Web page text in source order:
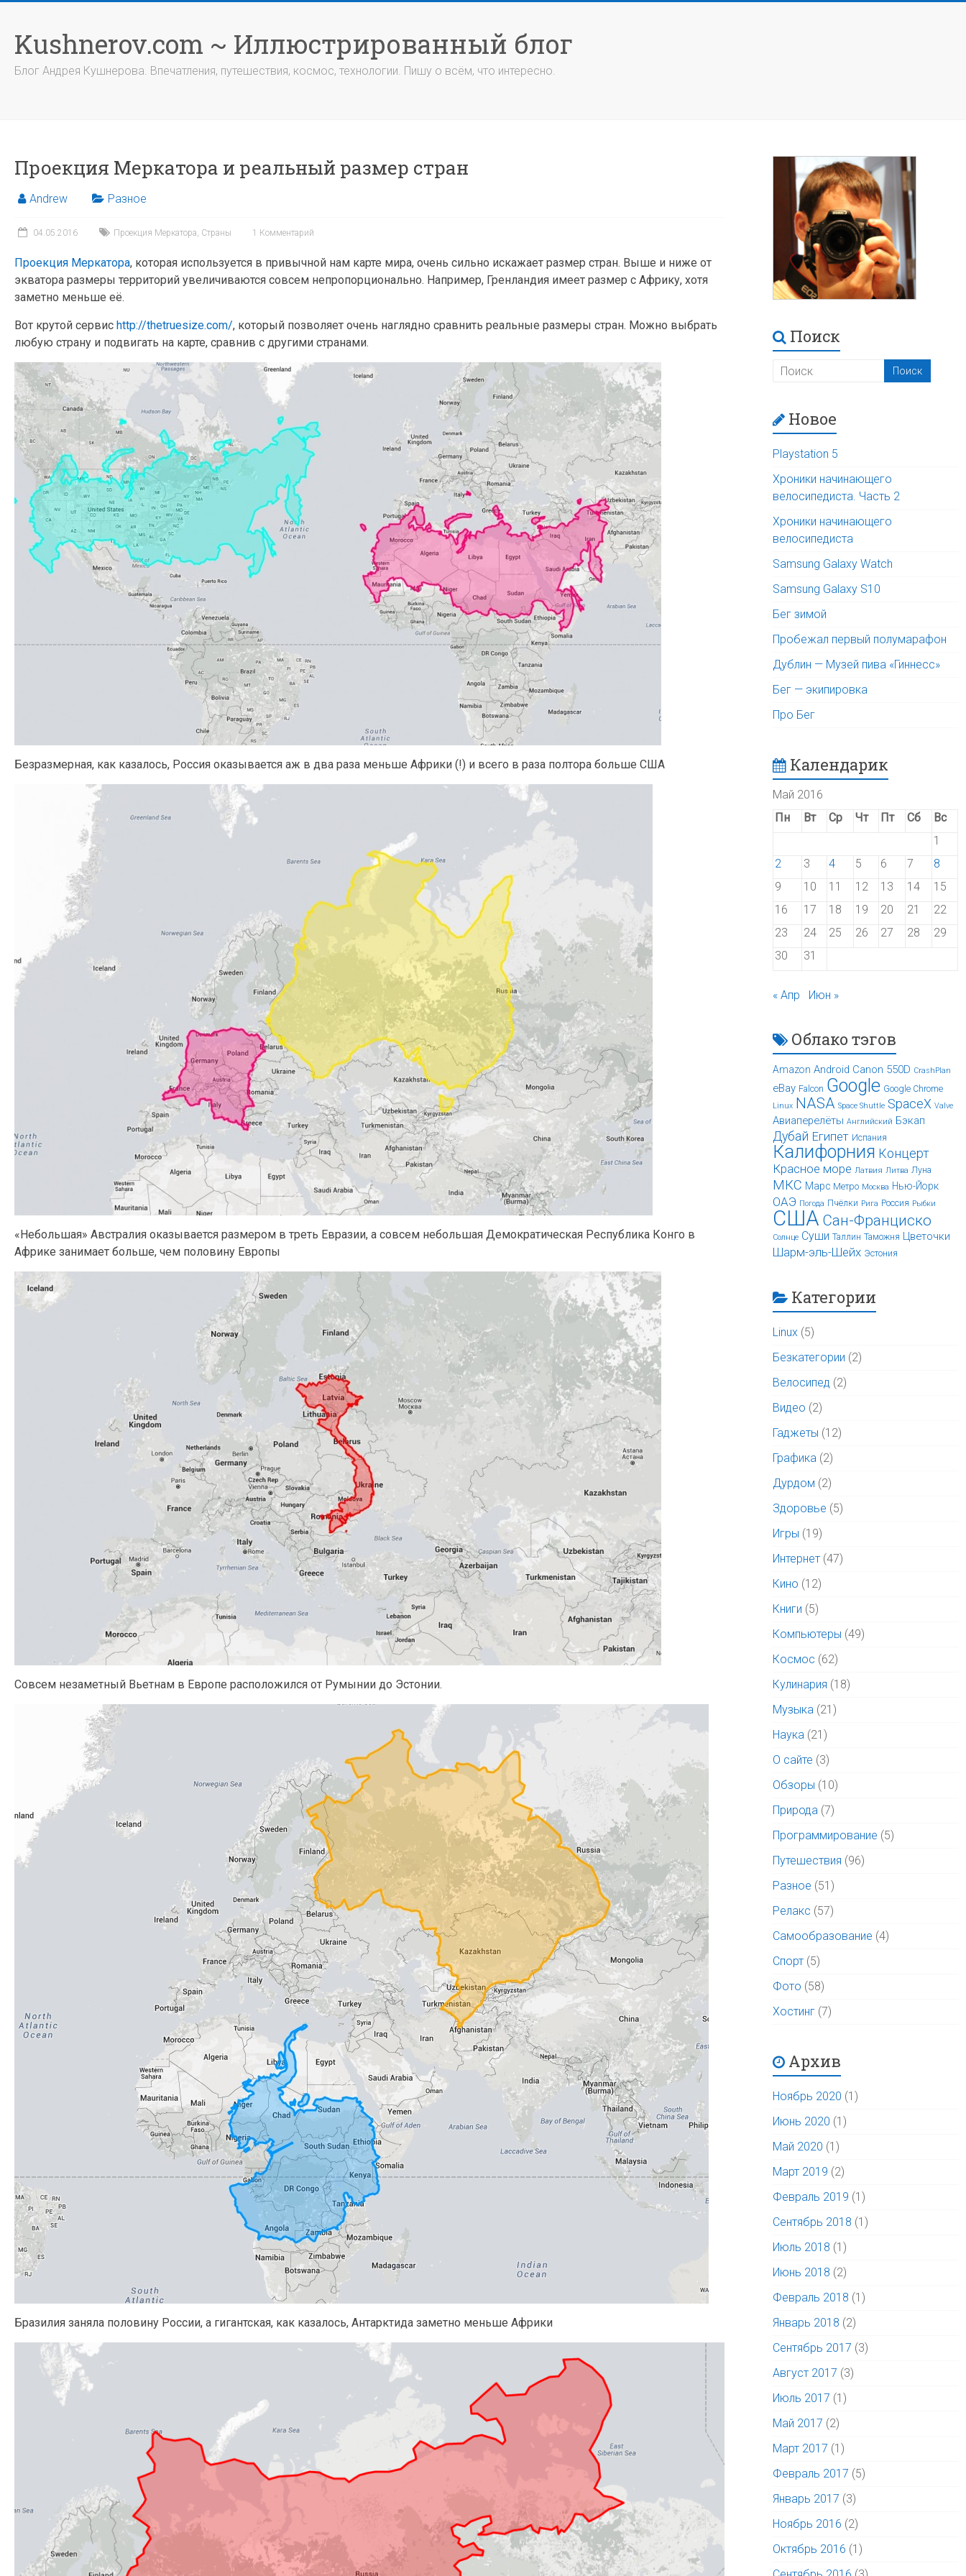
содержимому
Kushnerov.com ~ Иллюстрированный блог
Блог Андрея Кушнерова. Впечатления, путешествия, космос, технологии. Пишу о всём, что интересно.
Проекция Меркатора и реальный размер стран
Andrew Разное
04.05.2016 Проекция Меркатора, Страны 1 Комментарий
Проекция Меркатора, которая используется в привычной нам карте мира, очень сильно искажает размер стран. Выше и ниже от
экватора размеры территорий увеличиваются совсем непропорционально. Например, Гренландия имеет размер с Африку, хотя
заметно меньше её.
Вот крутой сервис http://thetruesize.com/, который позволяет очень наглядно сравнить реальные размеры стран. Можно выбрать
любую страну и подвигать на карте, сравнив с другими странами.
Безразмерная, как казалось, Россия оказывается аж в два раза меньше Африки (!) и всего в раза полтора больше США
«Небольшая» Австралия оказывается размером в треть Евразии, а совсем небольшая Демократическая Республика Конго в
Африке занимает больше, чем половину Европы
Совсем незаметный Вьетнам в Европе расположился от Румынии до Эстонии.
Бразилия заняла половину России, а гигантская, как казалось, Антарктида заметно меньше Африки
Поиск
Новое
Playstation 5
Хроники начинающего
велосипедиста. Часть 2
Хроники начинающего
велосипедиста
Samsung Galaxy Watch
Samsung Galaxy S10
Бег зимой
Пробежал первый полумарафон
Дублин — Музей пива «Гиннесс»
Бег — экипировка
Про Бег
Календарик
Май 2016
Пн
Вт Ср Чт Пт Сб
Вс
1
2
3 4 5 6 7
8
9
10 11 12 13 14
15
16
17 18 19 20 21
22
23
24 25 26 27 28
29
30
31
« Апр Июн »
Облако тэгов
Amazon Android Canon 550D CrashPlan
eBay Falcon Google Google Chrome
Linux NASA Space Shuttle SpaceX Valve
Авиаперелёты Английский Бэкап
Дубай Египет Испания
Калифорния Концерт
Красное море Латвия Литва Луна
МКС Марс Метро Москва Нью-Йорк
ОАЭ Погода Пчёлки Рига Россия Рыбки
США Сан-Франциско
Солнце Суши Таллин Таможня Цветочки
Шарм-эль-Шейх Эстония
Категории
Linux (5)
Безкатегории (2)
Велосипед (2)
Видео (2)
Гаджеты (12)
Графика (2)
Дурдом (2)
Здоровье (5)
Игры (19)
Интернет (47)
Кино (12)
Книги (5)
Компьютеры (49)
Космос (62)
Кулинария (18)
Музыка (21)
Наука (21)
О сайте (3)
Обзоры (10)
Природа (7)
Программирование (5)
Путешествия (96)
Разное (51)
Релакс (57)
Самообразование (4)
Спорт (5)
Фото (58)
Хостинг (7)
Архив
Ноябрь 2020 (1)
Июнь 2020 (1)
Май 2020 (1)
Март 2019 (2)
Февраль 2019 (1)
Сентябрь 2018 (1)
Июль 2018 (1)
Июнь 2018 (2)
Февраль 2018 (1)
Январь 2018 (2)
Сентябрь 2017 (3)
Август 2017 (3)
Июль 2017 (1)
Май 2017 (2)
Март 2017 (1)
Февраль 2017 (5)
Январь 2017 (3)
Ноябрь 2016 (2)
Октябрь 2016 (1)